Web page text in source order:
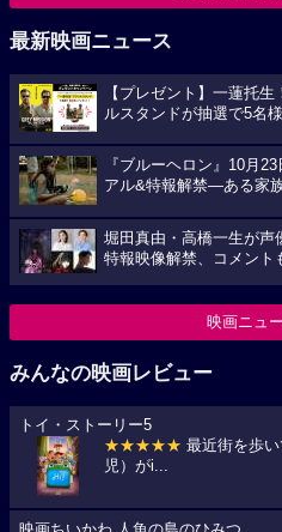
最新映画ニュース
【プレゼント】一蓮托
ルスタンドが抽選で5名
『ブルーヘロン』10月
アル&特報解禁―ある家
堀田真由・高橋一生が声
特報映像解禁、コメント
映画ニュ
みんなの映画レビュー
トイ・ストーリー5
★★★★★ 最近街を歩
児）がi...